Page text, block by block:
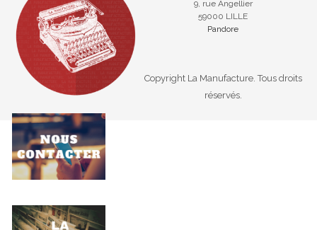
9, rue Angellier
59000 LILLE
Pandore
Copyright La Manufacture. Tous droits
réservés.